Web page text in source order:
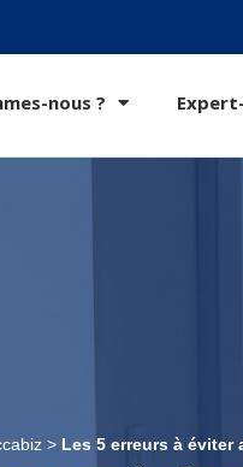
nous ?
> Les 5 erreurs à